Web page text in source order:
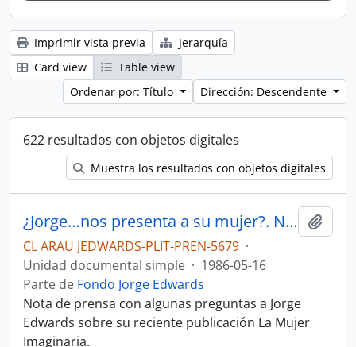
Imprimir vista previa
Jerarquía
Card view
Table view
Ordenar por: Título
Dirección: Descendente
622 resultados con objetos digitales
Muestra los resultados con objetos digitales
¿Jorge…nos presenta a su mujer?. Nota de prensa
CL ARAU JEDWARDS-PLIT-PREN-5679 ·
Unidad documental simple · 1986-05-16
Parte de Fondo Jorge Edwards
Nota de prensa con algunas preguntas a Jorge
Edwards sobre su reciente publicación La Mujer
Imaginaria.